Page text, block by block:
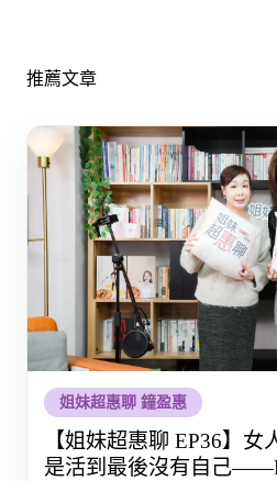
推薦文章
姐妹超惠聊 鐘盈惠
【姐妹超惠聊 EP36】女
是活到最後沒有自己